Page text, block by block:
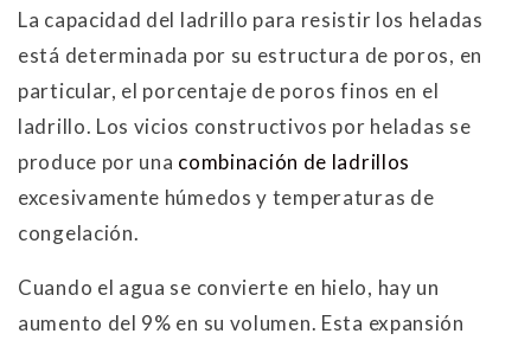
La capacidad del ladrillo para resistir los heladas
está determinada por su estructura de poros, en
particular, el porcentaje de poros finos en el
ladrillo. Los vicios constructivos por heladas se
produce por una combinación de ladrillos
excesivamente húmedos y temperaturas de
congelación.
Cuando el agua se convierte en hielo, hay un
aumento del 9% en su volumen. Esta expansión